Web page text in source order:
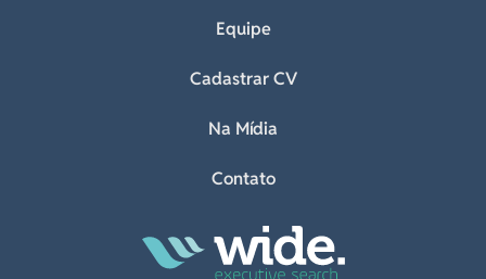
Equipe
Cadastrar CV
Na Mídia
Contato